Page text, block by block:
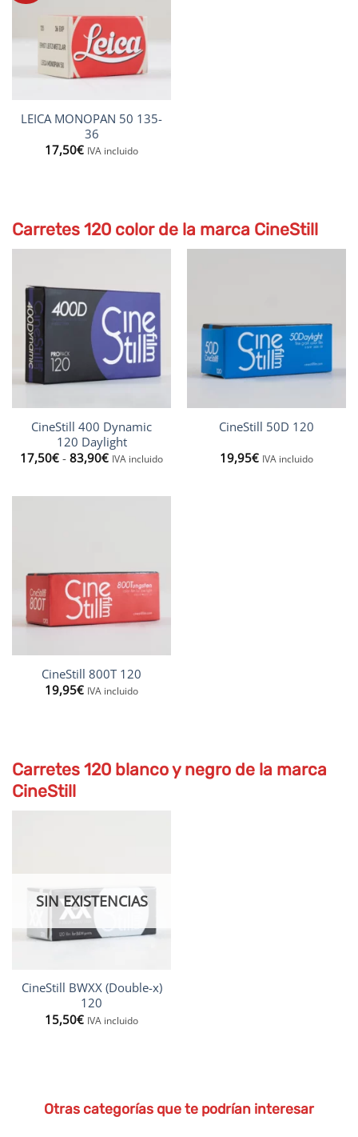
LEICA MONOPAN 50 135-
36
17,50€ IVA incluido
Carretes 120 color de la marca CineStill
CineStill 400 Dynamic
120 Daylight
17,50€ - 83,90€Rango
de
17,50€
IVA incluido
CineStill 50D 120
19,95€ IVA incluido
CineStill 800T 120
19,95€ IVA incluido
Carretes 120 blanco y negro de la marca
CineStill
SIN EXISTENCIAS
CineStill BWXX (Double-x)
120
15,50€ IVA incluido
Otras categorías que te podrían interesar